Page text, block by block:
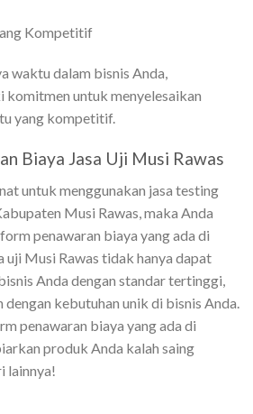
Kompetitif
waktu dalam bisnis Anda,
untuk menyelesaikan
yang kompetitif.
Biaya Jasa Uji Musi Rawas
untuk menggunakan jasa testing
Musi Rawas, maka Anda
penawaran biaya yang ada di
uji Musi Rawas tidak hanya dapat
Anda dengan standar tertinggi,
kebutuhan unik di bisnis Anda.
penawaran biaya yang ada di
produk Anda kalah saing
lainnya!